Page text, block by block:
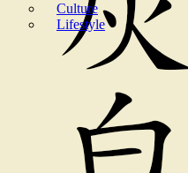
Culture
Lifestyle